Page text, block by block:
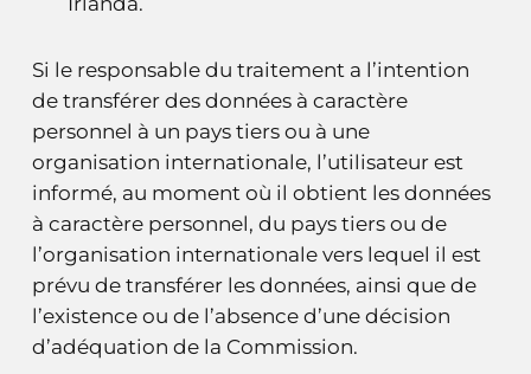
Si le responsable du traitement a l’intention
de transférer des données à caractère
personnel à un pays tiers ou à une
organisation internationale, l’utilisateur est
informé, au moment où il obtient les données
à caractère personnel, du pays tiers ou de
l’organisation internationale vers lequel il est
prévu de transférer les données, ainsi que de
l’existence ou de l’absence d’une décision
d’adéquation de la Commission.